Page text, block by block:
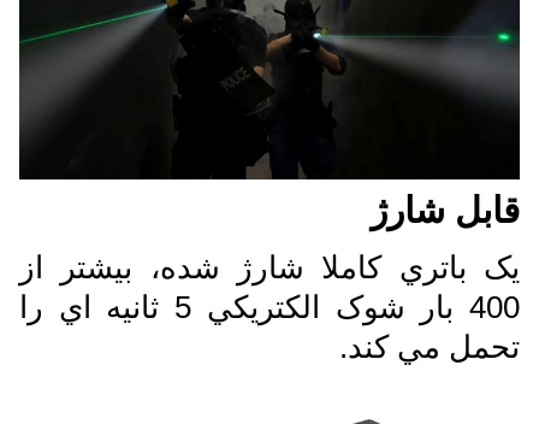
قابل شارژ
يک باتري کاملا شارژ شده، بيشتر از
400 بار شوک الکتريکي 5 ثانيه اي را
تحمل مي کند.